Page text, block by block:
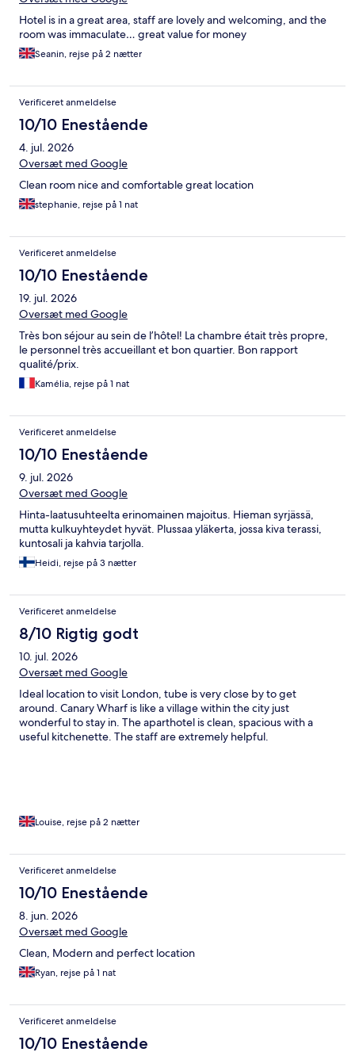
Hotel is in a great area, staff are lovely and welcoming, and the
room was immaculate… great value for money
Seanin, rejse på 2 nætter
Verificeret anmeldelse
10/10 Enestående
4. jul. 2026
Oversæt med Google
Clean room nice and comfortable great location
stephanie, rejse på 1 nat
Verificeret anmeldelse
10/10 Enestående
19. jul. 2026
Oversæt med Google
Très bon séjour au sein de l’hôtel! La chambre était très propre,
le personnel très accueillant et bon quartier. Bon rapport
qualité/prix.
Kamélia, rejse på 1 nat
Verificeret anmeldelse
10/10 Enestående
9. jul. 2026
Oversæt med Google
Hinta-laatusuhteelta erinomainen majoitus. Hieman syrjässä,
mutta kulkuyhteydet hyvät. Plussaa yläkerta, jossa kiva terassi,
kuntosali ja kahvia tarjolla.
Heidi, rejse på 3 nætter
Verificeret anmeldelse
8/10 Rigtig godt
10. jul. 2026
Oversæt med Google
Ideal location to visit London, tube is very close by to get
around. Canary Wharf is like a village within the city just
wonderful to stay in. The aparthotel is clean, spacious with a
useful kitchenette. The staff are extremely helpful.
Louise, rejse på 2 nætter
Verificeret anmeldelse
10/10 Enestående
8. jun. 2026
Oversæt med Google
Clean, Modern and perfect location
Ryan, rejse på 1 nat
Verificeret anmeldelse
10/10 Enestående